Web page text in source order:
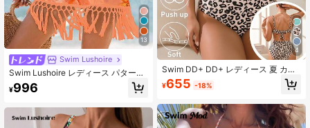
13
Swim Lushoire
Swim Lushoire レディース パターン
柄 エレガント ビーチバケーション
カバーアップ
¥996
4
Swim DD+ DD+ レディース 夏 カジ
ュアル ビーチ バケーション 2ピース
水着、レオパード柄 アンダーワイヤ
バスト DD+ スタイリング
¥655 -18%